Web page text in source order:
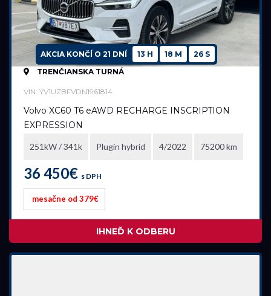
AKCIA KONČÍ O 21 DNÍ 13 H 18 M
25 S
TRENČIANSKA TURNÁ
VIN: YV1UZBFVDN1961814
Volvo XC60 T6 eAWD RECHARGE INSCRIPTION
EXPRESSION
251kW / 341k Plugin hybrid 4/2022 75200 km
36 450€ s DPH
mesačne od 379€
IHNEĎ K ODBERU